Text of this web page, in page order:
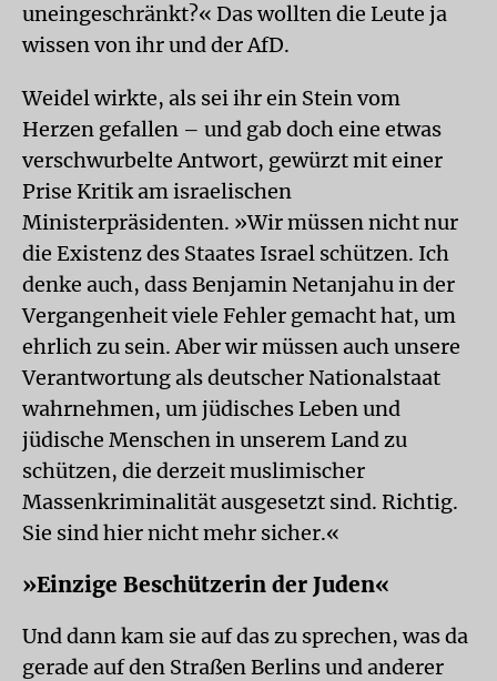
uneingeschränkt?« Das wollten die Leute ja
wissen von ihr und der AfD.
Weidel wirkte, als sei ihr ein Stein vom
Herzen gefallen – und gab doch eine etwas
verschwurbelte Antwort, gewürzt mit einer
Prise Kritik am israelischen
Ministerpräsidenten. »Wir müssen nicht nur
die Existenz des Staates Israel schützen. Ich
denke auch, dass Benjamin Netanjahu in der
Vergangenheit viele Fehler gemacht hat, um
ehrlich zu sein. Aber wir müssen auch unsere
Verantwortung als deutscher Nationalstaat
wahrnehmen, um jüdisches Leben und
jüdische Menschen in unserem Land zu
schützen, die derzeit muslimischer
Massenkriminalität ausgesetzt sind. Richtig.
Sie sind hier nicht mehr sicher.«
»Einzige Beschützerin der Juden«
Und dann kam sie auf das zu sprechen, was da
gerade auf den Straßen Berlins und anderer